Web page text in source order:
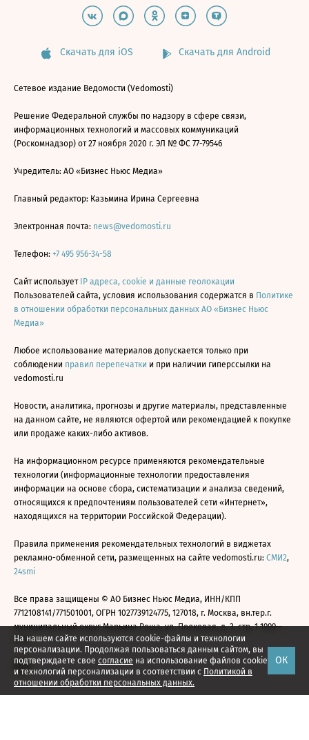
На нашем сайте используются cookie-файлы и технологии
персонализации. Продолжая пользоваться данным сайтом, вы
подтверждаете свое согласие на использование файлов cookie
и технологий персонализации в соответствии с Политикой в
отношении обработки персональных данных.
ОК
Скачать для iOS Скачать для Android
Сетевое издание Ведомости (Vedomosti)
Решение Федеральной службы по надзору в сфере связи,
информационных технологий и массовых коммуникаций
(Роскомнадзор) от 27 ноября 2020 г. ЭЛ № ФС 77-79546
Учредитель: АО «Бизнес Ньюс Медиа»
Главный редактор: Казьмина Ирина Сергеевна
Электронная почта: news@vedomosti.ru
Телефон: +7 495 956-34-58
Сайт использует IP адреса, cookie и данные геолокации
Пользователей сайта, условия использования содержатся в Политике
в отношении обработки персональных данных АО «Бизнес Ньюс
Медиа»
Любое использование материалов допускается только при
соблюдении правил перепечатки и при наличии гиперссылки на
vedomosti.ru
Новости, аналитика, прогнозы и другие материалы, представленные
на данном сайте, не являются офертой или рекомендацией к покупке
или продаже каких-либо активов.
На информационном ресурсе применяются рекомендательные
технологии (информационные технологии предоставления
информации на основе сбора, систематизации и анализа сведений,
относящихся к предпочтениям пользователей сети «Интернет»,
находящихся на территории Российской Федерации).
Правила применения рекомендательных технологий в виджетах
рекламно-обменной сети, размещенных на сайте vedomosti.ru: СМИ2,
24smi
Все права защищены © АО Бизнес Ньюс Медиа, ИНН/КПП
7712108141/771501001, ОГРН 1027739124775, 127018, г. Москва, вн.тер.г.
муниципальный округ Марьина Роща, ул. Полковая, д. 3, стр. 1 1999—
2026